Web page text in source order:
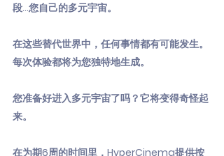
段...您自己的多元宇宙。
在这些替代世界中，任何事情都有可能发生。
每次体验都将为您独特地生成。
您准备好进入多元宇宙了吗？它将变得奇怪起
来。
在为期6周的时间里，HyperCinema提供按